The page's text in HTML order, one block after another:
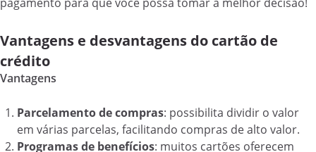
Vantagens e desvantagens do cartão de
crédito
Vantagens
Parcelamento de compras: possibilita dividir o valor
em várias parcelas, facilitando compras de alto valor.
Programas de benefícios: muitos cartões oferecem